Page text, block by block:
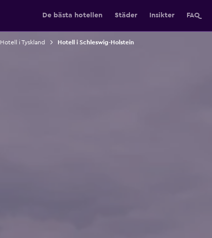
De bästa hotellen Städer Insikter FAQ
Hotell i Tyskland Hotell i Schleswig-Holstein